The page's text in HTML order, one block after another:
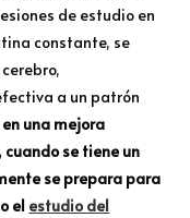
de estudio en
constante, se
a un patrón
una mejora
se tiene un
se prepara para
el estudio del